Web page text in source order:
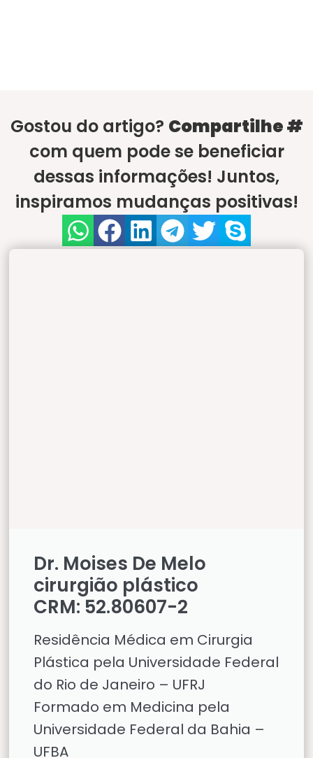
Gostou do artigo? Compartilhe #
com quem pode se beneficiar
dessas informações! Juntos,
inspiramos mudanças positivas!
Dr. Moises De Melo
cirurgião plástico
CRM: 52.80607-2
Residência Médica em Cirurgia
Plástica pela Universidade Federal
do Rio de Janeiro – UFRJ
Formado em Medicina pela
Universidade Federal da Bahia –
UFBA